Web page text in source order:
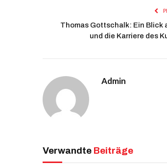
Thomas Gottschalk: Ein Blick
und die Karriere des
Admin
Verwandte Beiträge